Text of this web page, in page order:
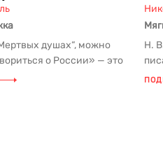
душах“, можно
о России» — это
и критика П....
Н.
его